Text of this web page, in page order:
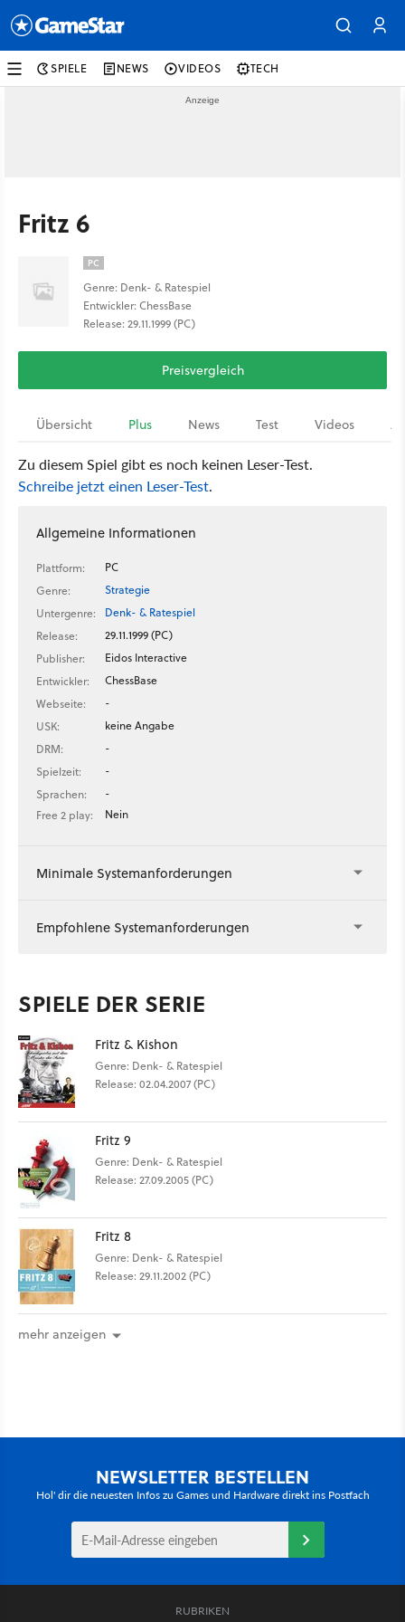
SPIELE NEWS VIDEOS TECH
Fritz 6
PC
Genre: Denk- & Ratespiel
Entwickler: ChessBase
Release: 29.11.1999 (PC)
Preisvergleich
Übersicht Plus News Test Videos
Zu diesem Spiel gibt es noch keinen Leser-Test.
Schreibe jetzt einen Leser-Test.
Allgemeine Informationen
Plattform:
PC
Genre:
Strategie
Untergenre:
Denk- & Ratespiel
Release:
29.11.1999 (PC)
Publisher:
Eidos Interactive
Entwickler:
ChessBase
Webseite:
-
USK:
keine Angabe
DRM:
-
Spielzeit:
-
Sprachen:
-
Free 2 play:
Nein
Minimale Systemanforderungen
Empfohlene Systemanforderungen
SPIELE DER SERIE
Fritz & Kishon
Genre: Denk- & Ratespiel
Release: 02.04.2007 (PC)
Fritz 9
Genre: Denk- & Ratespiel
Release: 27.09.2005 (PC)
Fritz 8
Genre: Denk- & Ratespiel
Release: 29.11.2002 (PC)
mehr anzeigen
NEWSLETTER BESTELLEN
Hol' dir die neuesten Infos zu Games und Hardware direkt ins Postfach
RUBRIKEN